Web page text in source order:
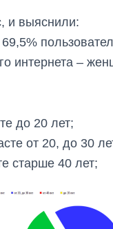
и выяснили:
интернета –
до 20 лет;
от 20, до 30
старше 40 лет;